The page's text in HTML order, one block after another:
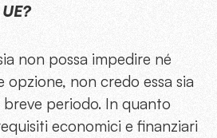
non possa impedire né
non credo essa sia
periodo. In quanto
economici e finanziari